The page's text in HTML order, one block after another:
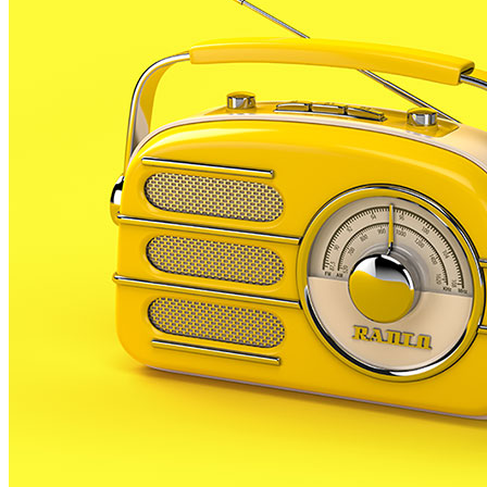
Des de fa uns dies la brigada de pintura municipal
està treballant a l’Escola de Mas Prats per tal de
personalitzar i fer més amens alguns espais del
En aquest sentit, la biblioteca del centre ja s’ha
transformat i ha canviat les seves fredes parets per
un gran moral colorit amb motius infantils propis de
contes tradicionals i universals de la literatura. Així la
caputxeta, la Blancaneus, robinson Crusoe o el gat
em botes presideixen la biblioteca de l’escola per
acompanyar als nens i nenes en les seves lectures. La
brigada també ha amenitzat parts del patí.